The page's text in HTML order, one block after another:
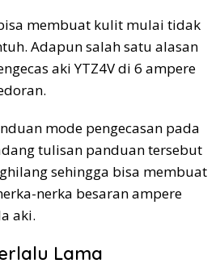
membuat kulit mulai tidak
Adapun salah satu alasan
aki YTZ4V di 6 ampere
mode pengecasan pada
tulisan panduan tersebut
sehingga bisa membuat
nerka besaran ampere
aki.
Lama